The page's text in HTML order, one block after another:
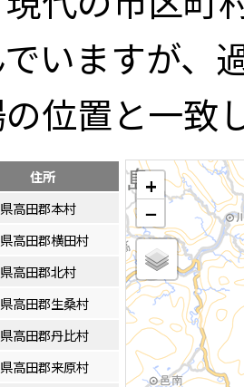
いますが、
位置と一致
住所
高田郡本村
高田郡横田村
高田郡北村
高田郡生桑村
高田郡丹比村
高田郡来原村
+
−